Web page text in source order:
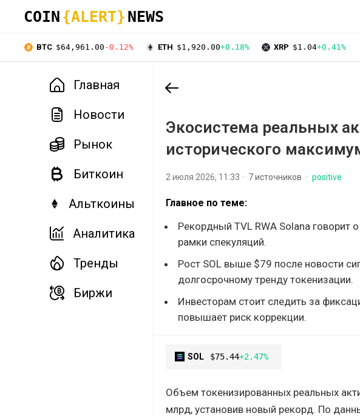
COIN {ALERT} NEWS
BTC $64,961.00 -0.12% ETH $1,920.00+0.18% XRP $1.04+0.41%
Главная
Новости
Рынок
Биткоин
Альткоины
Аналитика
Тренды
Биржи
Экосистема реальных
исторического
2 июля 2026, 11:33 7 источников positive
Главное по теме:
Рекордный TVL RWA Solana говорит
рамки спекуляций.
Рост SOL выше $79 после новости
долгосрочному тренду токенизации.
Инвесторам стоит следить за
повышает риск коррекции.
SOL $75.44+2.47%
Объем токенизированных реальных
млрд, установив новый рекорд. По